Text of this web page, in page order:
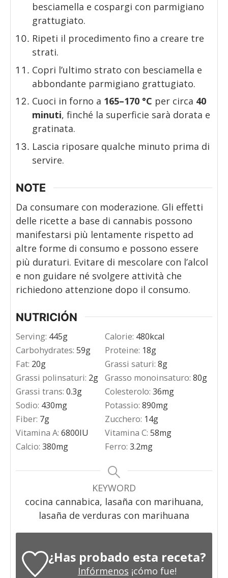
besciamella e cospargi con parmigiano
grattugiato.
Ripeti il procedimento fino a creare tre
strati.
Copri l’ultimo strato con besciamella e
abbondante parmigiano grattugiato.
Cuoci in forno a 165–170 °C per circa 40
minuti, finché la superficie sarà dorata e
gratinata.
Lascia riposare qualche minuto prima di
servire.
NOTE
Da consumare con moderazione. Gli effetti
delle ricette a base di cannabis possono
manifestarsi più lentamente rispetto ad
altre forme di consumo e possono essere
più duraturi. Evitare di mescolare con l’alcol
e non guidare né svolgere attività che
richiedono attenzione dopo il consumo.
NUTRICIÓN
Serving: 445g Calorie: 480kcal
Carbohydrates: 59g Proteine: 18g
Fat: 20g Grassi saturi: 8g
Grassi polinsaturi: 2g Grasso monoinsaturo: 80g
Grassi trans: 0.3g Colesterolo: 36mg
Sodio: 430mg Potassio: 890mg
Fiber: 7g Zucchero: 14g
Vitamina A: 6800IU Vitamina C: 58mg
Calcio: 380mg Ferro: 3.2mg
KEYWORD
cocina cannabica, lasaña con marihuana,
lasaña de verduras con marihuana
¿Has probado esta receta?
Infórmenos ¡cómo fue!